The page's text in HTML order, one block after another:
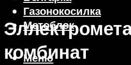
Газонокосилка
Мотоблок
Меню
комбинат